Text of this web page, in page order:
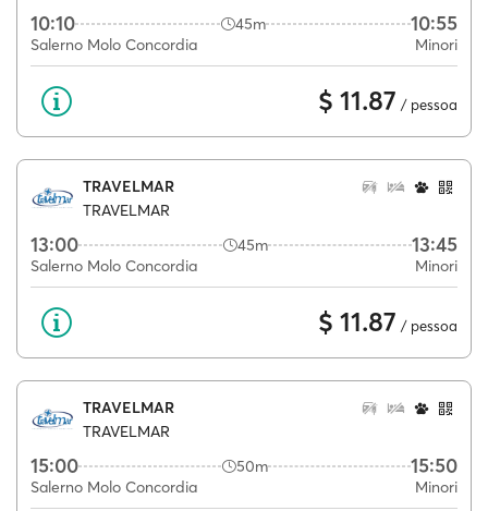
10:10 45m 10:55
Salerno Molo Concordia Minori
$ 11.87 / pessoa
TRAVELMAR
TRAVELMAR
13:00 45m 13:45
Salerno Molo Concordia Minori
$ 11.87 / pessoa
TRAVELMAR
TRAVELMAR
15:00 50m 15:50
Salerno Molo Concordia Minori